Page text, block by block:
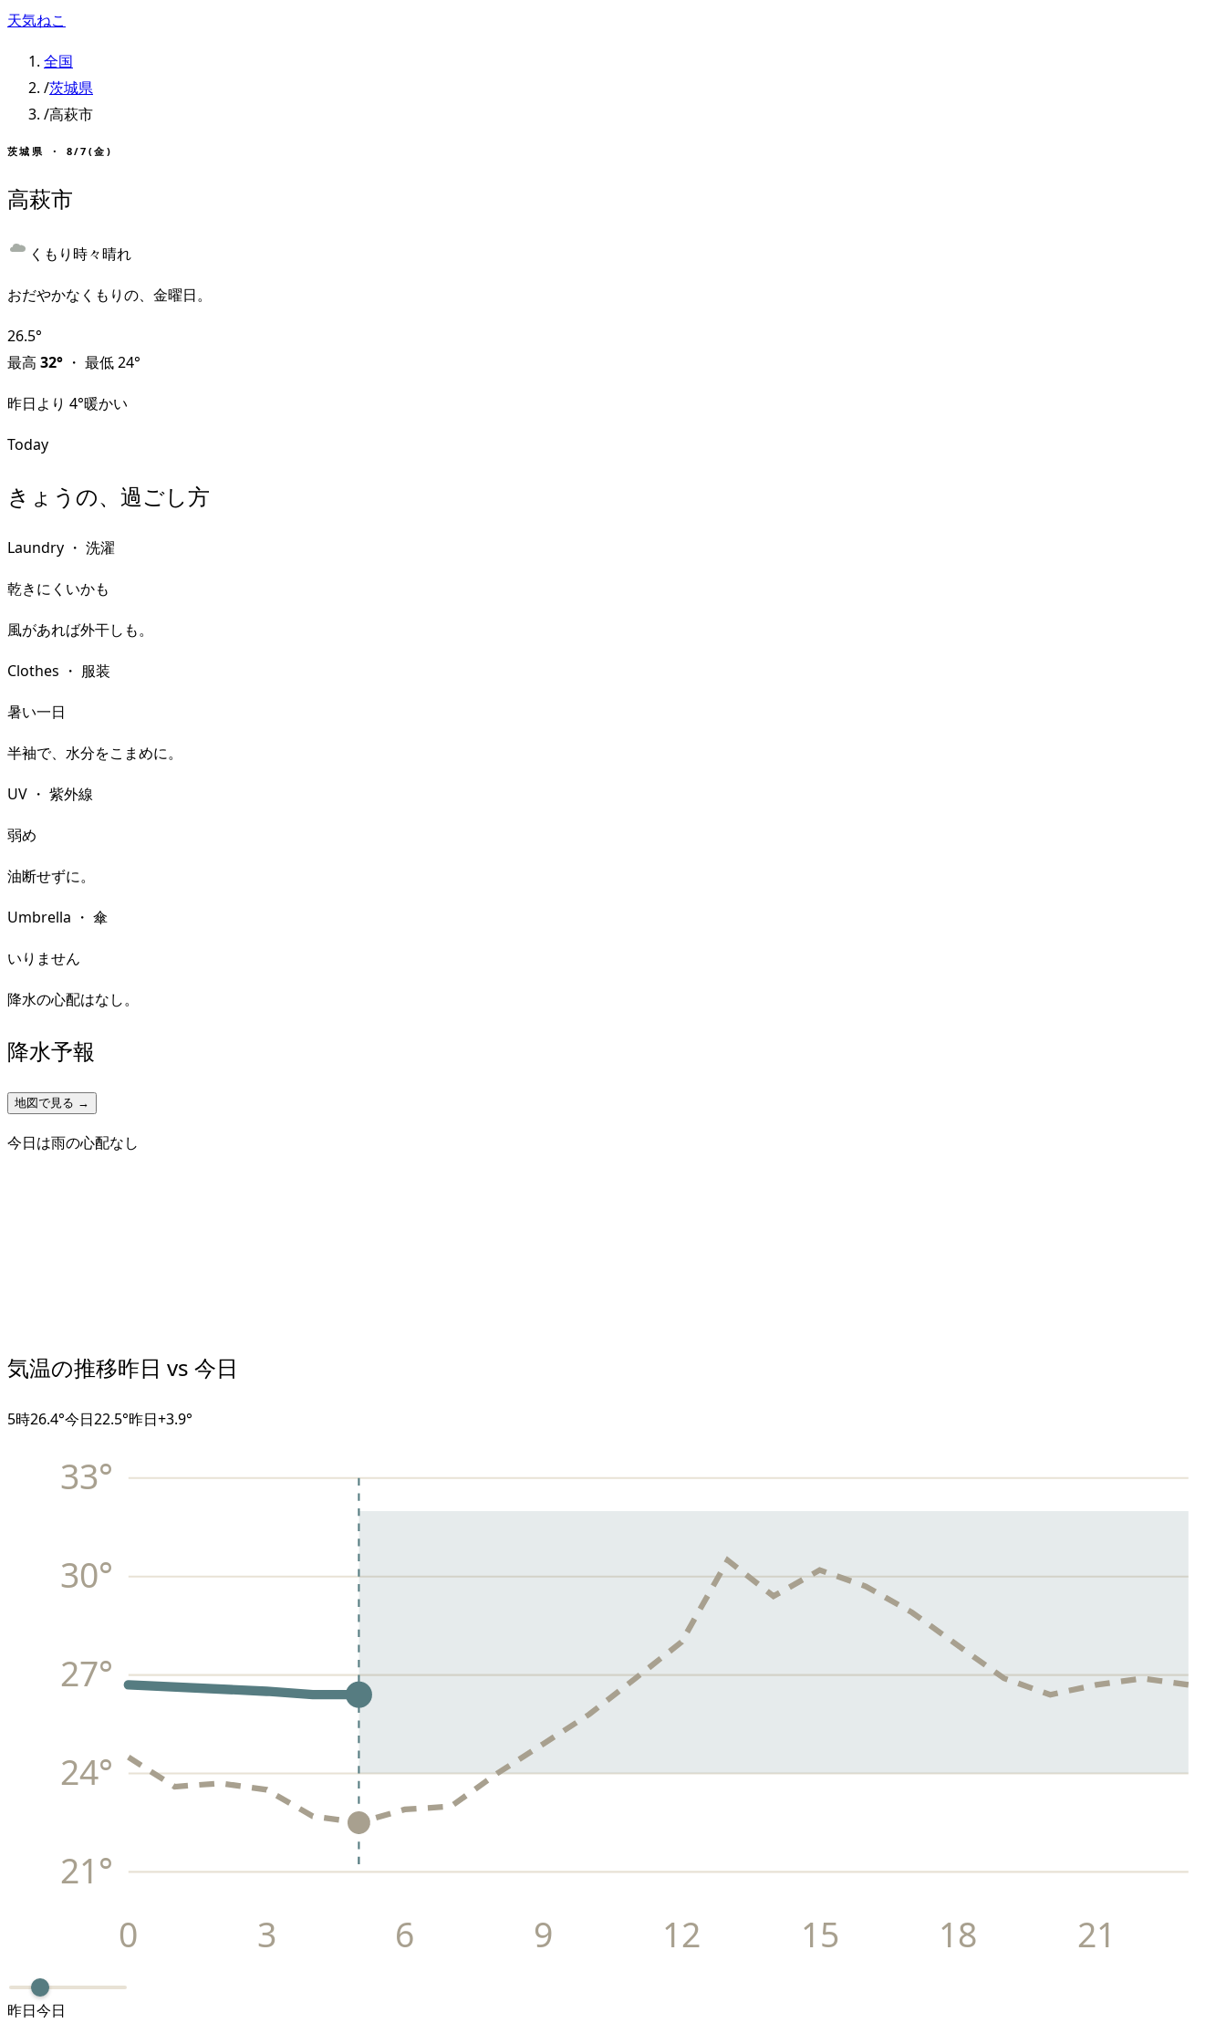
天気ねこ
全国
/茨城県
/高萩市
茨城県 ・ 8/7(金)
高萩市
くもり時々晴れ
おだやかなくもりの、金曜日。
26.5°
最高 32° ・ 最低24°
昨日より 4°暖かい
Today
きょうの、過ごし方
Laundry ・ 洗濯
乾きにくいかも
風があれば外干しも。
Clothes ・ 服装
暑い一日
半袖で、水分をこまめに。
UV ・ 紫外線
弱め
油断せずに。
Umbrella ・ 傘
いりません
降水の心配はなし。
降水予報
地図で見る →
今日は雨の心配なし
気温の推移昨日 vs 今日
5時26.4°今日22.5°昨日+3.9°
21°
24°
27°
30°
33°
0 3 6 9 12 15 18 21
昨日今日